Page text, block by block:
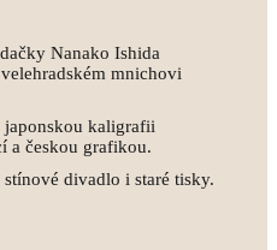
Nanako Ishida
mnichovi
japonskou kaligrafii
a českou grafikou.
divadlo i staré tisky.